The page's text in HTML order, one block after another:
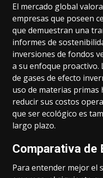
El mercado global
empresas que poseen
que demuestran una
informes de
inversiones de fondos
a su enfoque proactivo.
de gases de efecto
uso de materias primas
reducir sus costos
que ser ecológico es
largo plazo.
Comparativa de
Para entender mejor el